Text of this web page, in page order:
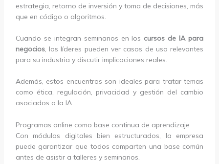
estrategia, retorno de inversión y toma de decisiones, más
que en código o algoritmos.
Cuando se integran seminarios en los cursos de IA para
negocios, los líderes pueden ver casos de uso relevantes
para su industria y discutir implicaciones reales.
Además, estos encuentros son ideales para tratar temas
como ética, regulación, privacidad y gestión del cambio
asociados a la IA.
Programas online como base continua de aprendizaje
Con módulos digitales bien estructurados, la empresa
puede garantizar que todos comparten una base común
antes de asistir a talleres y seminarios.